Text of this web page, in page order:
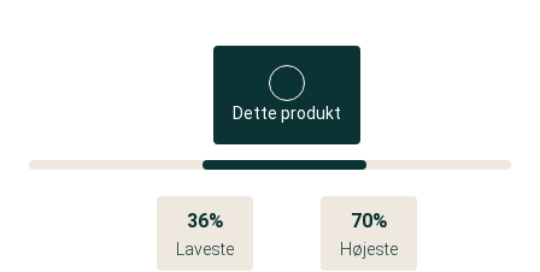
Dette produkt
36%
Laveste
70%
Højeste